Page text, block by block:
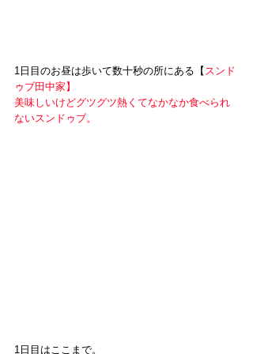
1日目のお昼は歩いて数十秒の所にある【 スンド
ゥブ田中家】
美味しいけどグツグツ熱くてなかなか食べられ
ないスンドゥブ。
1日目はここまで。